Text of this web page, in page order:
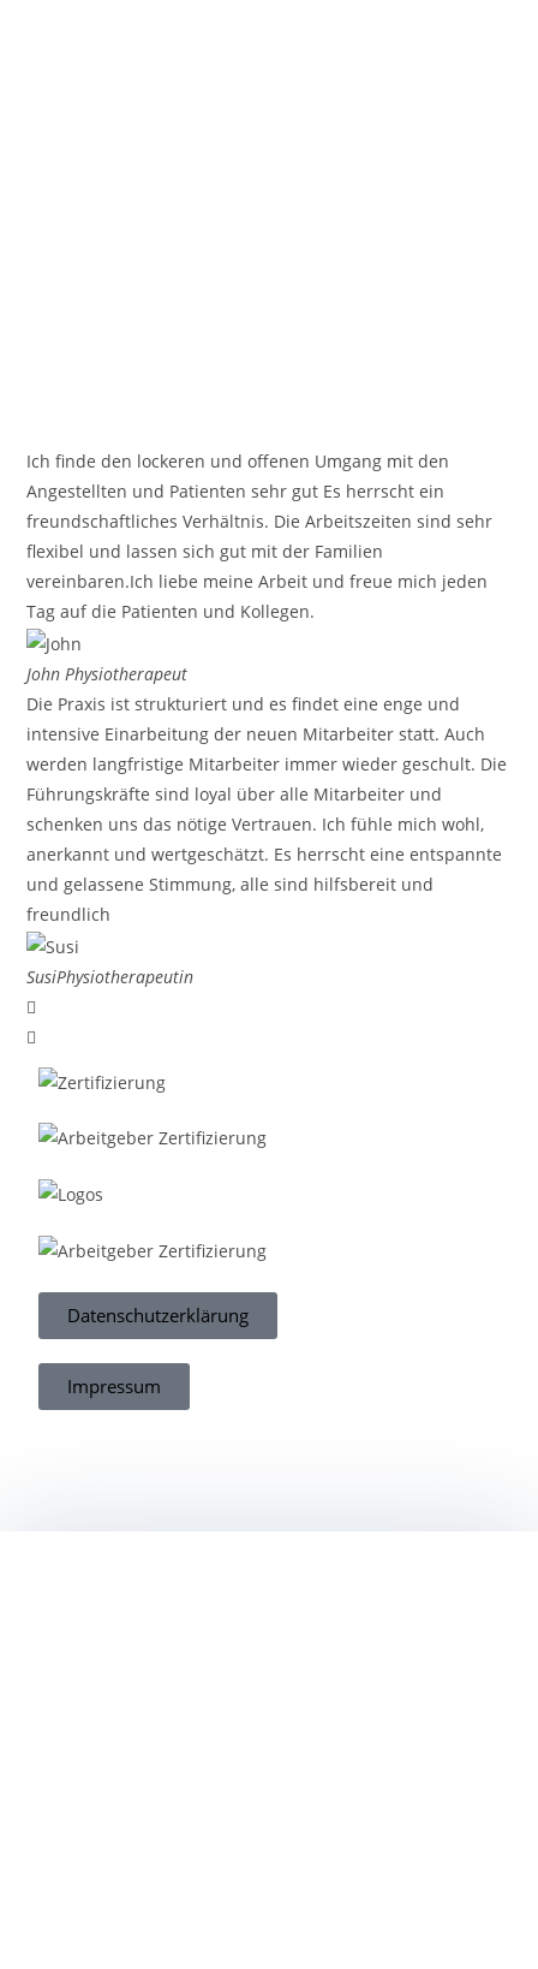
Ich finde den lockeren und offenen Umgang mit den
Angestellten und Patienten sehr gut Es herrscht ein
freundschaftliches Verhältnis. Die Arbeitszeiten sind sehr
flexibel und lassen sich gut mit der Familien
vereinbaren.Ich liebe meine Arbeit und freue mich jeden
Tag auf die Patienten und Kollegen.
JohnPhysiotherapeut
Die Praxis ist strukturiert und es findet eine enge und
intensive Einarbeitung der neuen Mitarbeiter statt. Auch
werden langfristige Mitarbeiter immer wieder geschult. Die
Führungskräfte sind loyal über alle Mitarbeiter und
schenken uns das nötige Vertrauen. Ich fühle mich wohl,
anerkannt und wertgeschätzt. Es herrscht eine entspannte
und gelassene Stimmung, alle sind hilfsbereit und
freundlich
SusiPhysiotherapeutin
Datenschutzerklärung
Impressum